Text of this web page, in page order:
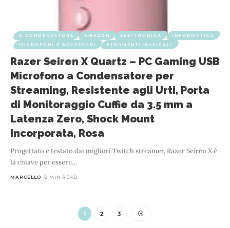
A CONDENSATORE AMAZON ELETTRONICA
INFORMATICA
MICROFONI E ACCESSORI
STRUMENTI MUSICALI
Razer Seiren X Quartz – PC Gaming USB
Microfono a Condensatore per
Streaming, Resistente agli Urti, Porta
di Monitoraggio Cuffie da 3.5 mm a
Latenza Zero, Shock Mount
Incorporata, Rosa
Progettato e testato dai migliori Twitch streamer, Razer Seirēn X è
la chiave per essere…
MARCELLO 2 MIN READ
1 2 3